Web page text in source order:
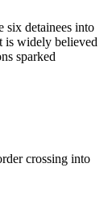
six detainees into
is widely believed
sparked
crossing into